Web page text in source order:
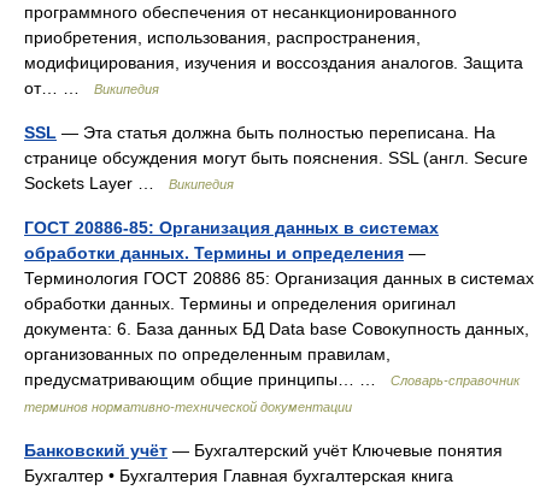
программного обеспечения от несанкционированного
приобретения, использования, распространения,
модифицирования, изучения и воссоздания аналогов. Защита
от… …
Википедия
SSL — Эта статья должна быть полностью переписана. На
странице обсуждения могут быть пояснения. SSL (англ. Secure
Sockets Layer …
Википедия
ГОСТ 20886-85: Организация данных в системах
обработки данных. Термины и определения —
Терминология ГОСТ 20886 85: Организация данных в системах
обработки данных. Термины и определения оригинал
документа: 6. База данных БД Data base Совокупность данных,
организованных по определенным правилам,
предусматривающим общие принципы… …
Словарь-справочник
терминов нормативно-технической документации
Банковский учёт — Бухгалтерский учёт Ключевые понятия
Бухгалтер • Бухгалтерия Главная бухгалтерская книга